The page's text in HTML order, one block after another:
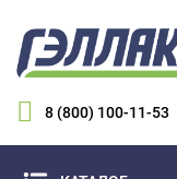
8 (800) 100-11-53